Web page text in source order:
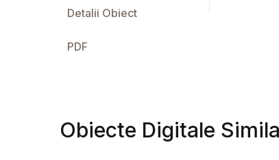
Detalii Obiect
PDF
Obiecte Digitale